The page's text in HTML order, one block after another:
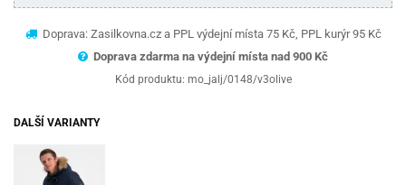
Doprava: Zasilkovna.cz a PPL výdejní místa 75 Kč, PPL kurýr 95 Kč
Doprava zdarma na výdejní místa nad 900 Kč
Kód produktu: mo_jalj/0148/v3olive
DALŠÍ VARIANTY